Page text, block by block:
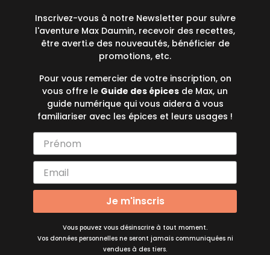
Inscrivez-vous à notre Newsletter pour suivre
l'aventure Max Daumin, recevoir des recettes,
être averti.e des nouveautés, bénéficier de
promotions, etc.
Pour vous remercier de votre inscription, on
vous offre le Guide des épices de Max, un
guide numérique qui vous aidera à vous
familiariser avec les épices et leurs usages !
Je m'inscris
Vous pouvez vous désinscrire à tout moment.
Vos données personnelles ne seront jamais communiquées ni
vendues à des tiers.